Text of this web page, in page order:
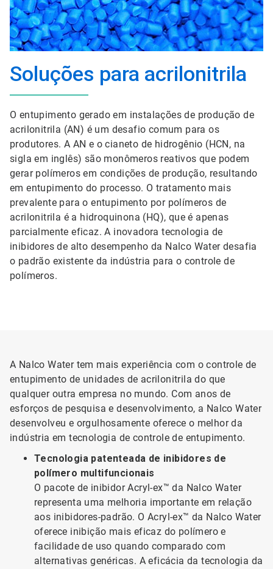
Soluções para acrilonitrila
O entupimento gerado em instalações de produção de
acrilonitrila (AN) é um desafio comum para os
produtores. A AN e o cianeto de hidrogênio (HCN, na
sigla em inglês) são monômeros reativos que podem
gerar polímeros em condições de produção, resultando
em entupimento do processo. O tratamento mais
prevalente para o entupimento por polímeros de
acrilonitrila é a hidroquinona (HQ), que é apenas
parcialmente eficaz. A inovadora tecnologia de
inibidores de alto desempenho da Nalco Water desafia
o padrão existente da indústria para o controle de
polímeros.
A Nalco Water tem mais experiência com o controle de
entupimento de unidades de acrilonitrila do que
qualquer outra empresa no mundo. Com anos de
esforços de pesquisa e desenvolvimento, a Nalco Water
desenvolveu e orgulhosamente oferece o melhor da
indústria em tecnologia de controle de entupimento.
Tecnologia patenteada de inibidores de
polímero multifuncionais
O pacote de inibidor Acryl-ex™ da Nalco Water
representa uma melhoria importante em relação
aos inibidores-padrão. O Acryl-ex™ da Nalco Water
oferece inibição mais eficaz do polímero e
facilidade de uso quando comparado com
alternativas genéricas. A eficácia da tecnologia da